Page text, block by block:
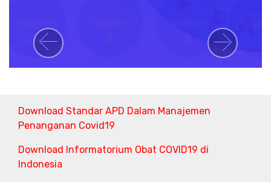
Previous Next
Download Standar APD Dalam Manajemen
Penanganan Covid19
Download Informatorium Obat COVID19 di
Indonesia